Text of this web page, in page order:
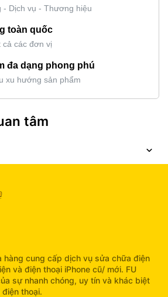
- Dịch vụ - Thương hiệu
toàn quốc
cả các đơn vị
đa dạng phong phú
xu hướng sản phẩm
tâm
hàng cung cấp dịch vụ sửa chữa điện
và điện thoại iPhone cũ/ mới. FU
sự nhanh chóng, uy tín và khác biệt
thoại.